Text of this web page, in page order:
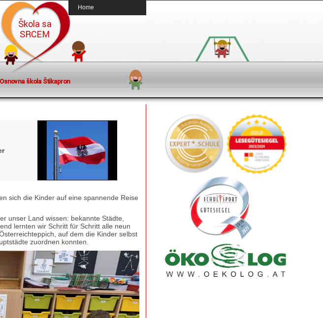
Home
sich die Kinder auf eine spannende Reise
unser Land wissen: bekannte Städte,
lernten wir Schritt für Schritt alle neun
auf dem die Kinder selbst
zuordnen konnten.